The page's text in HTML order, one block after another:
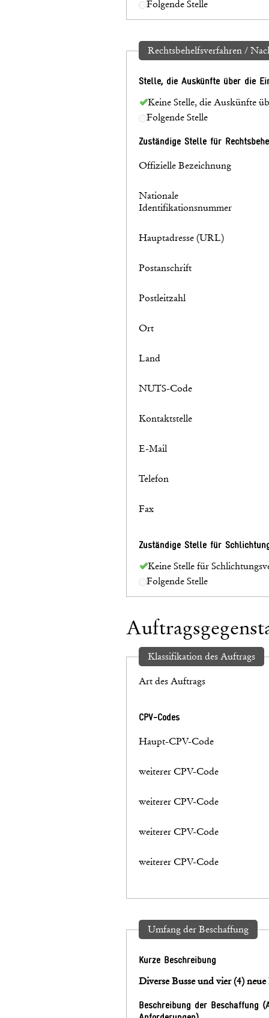
Folgende Stelle
Rechtsbehelfsverfahren /
Stelle, die Auskünfte über die
Keine Stelle, die Auskünfte
Folgende Stelle
Zuständige Stelle für
Offizielle Bezeichnung
Nationale
Identifikationsnummer
Hauptadresse (URL)
Postanschrift
Postleitzahl
Ort
Land
NUTS-Code
Kontaktstelle
E-Mail
Telefon
Fax
Zuständige Stelle für
Keine Stelle für
Folgende Stelle
Klassifikation des Auftrags
Art des Auftrags
CPV-Codes
Haupt-CPV-Code
weiterer CPV-Code
weiterer CPV-Code
weiterer CPV-Code
weiterer CPV-Code
Umfang der Beschaffung
Kurze Beschreibung
Diverse Busse und vier (4)
Beschreibung der Beschaffung